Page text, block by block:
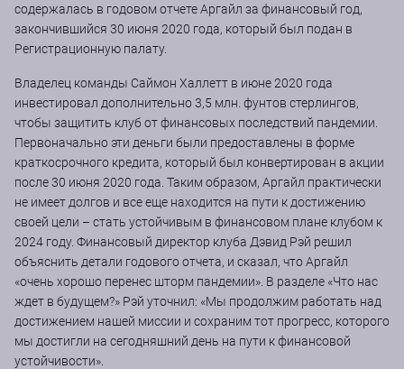
содержалась в годовом отчете Аргайл за финансовый год,
закончившийся 30 июня 2020 года, который был подан в
Регистрационную палату.
Владелец команды Саймон Халлетт в июне 2020 года
инвестировал дополнительно 3,5 млн. фунтов стерлингов,
чтобы защитить клуб от финансовых последствий пандемии.
Первоначально эти деньги были предоставлены в форме
краткосрочного кредита, который был конвертирован в акции
после 30 июня 2020 года. Таким образом, Аргайл практически
не имеет долгов и все еще находится на пути к достижению
своей цели – стать устойчивым в финансовом плане клубом к
2024 году. Финансовый директор клуба Дэвид Рэй решил
объяснить детали годового отчета, и сказал, что Аргайл
«очень хорошо перенес шторм пандемии». В разделе «Что нас
ждет в будущем?» Рэй уточнил: «Мы продолжим работать над
достижением нашей миссии и сохраним тот прогресс, которого
мы достигли на сегодняшний день на пути к финансовой
устойчивости».